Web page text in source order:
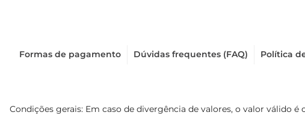
Formas de pagamento Dúvidas frequentes (FAQ) Política
Condições gerais: Em caso de divergência de valores, o valor válido